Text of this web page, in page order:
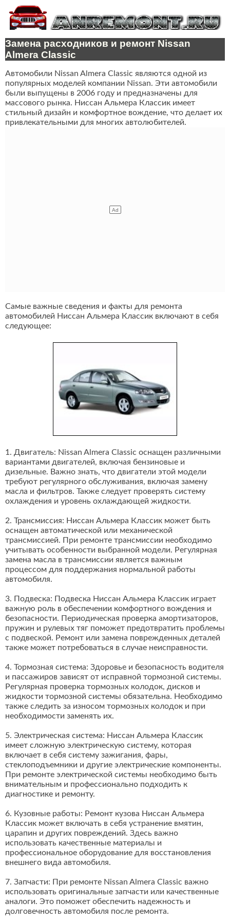
Замена расходников и ремонт Nissan
Almera Classic
Автомобили Nissan Almera Classic являются одной из
популярных моделей компании Nissan. Эти автомобили
были выпущены в 2006 году и предназначены для
массового рынка. Ниссан Альмера Классик имеет
стильный дизайн и комфортное вождение, что делает их
привлекательными для многих автолюбителей.
Самые важные сведения и факты для ремонта
автомобилей Ниссан Альмера Классик включают в себя
следующее:
1. Двигатель: Nissan Almera Classic оснащен различными
вариантами двигателей, включая бензиновые и
дизельные. Важно знать, что двигатели этой модели
требуют регулярного обслуживания, включая замену
масла и фильтров. Также следует проверять систему
охлаждения и уровень охлаждающей жидкости.
2. Трансмиссия: Ниссан Альмера Классик может быть
оснащен автоматической или механической
трансмиссией. При ремонте трансмиссии необходимо
учитывать особенности выбранной модели. Регулярная
замена масла в трансмиссии является важным
процессом для поддержания нормальной работы
автомобиля.
3. Подвеска: Подвеска Ниссан Альмера Классик играет
важную роль в обеспечении комфортного вождения и
безопасности. Периодическая проверка амортизаторов,
пружин и рулевых тяг поможет предотвратить проблемы
с подвеской. Ремонт или замена поврежденных деталей
также может потребоваться в случае неисправности.
4. Тормозная система: Здоровье и безопасность водителя
и пассажиров зависят от исправной тормозной системы.
Регулярная проверка тормозных колодок, дисков и
жидкости тормозной системы обязательна. Необходимо
также следить за износом тормозных колодок и при
необходимости заменять их.
5. Электрическая система: Ниссан Альмера Классик
имеет сложную электрическую систему, которая
включает в себя систему зажигания, фары,
стеклоподъемники и другие электрические компоненты.
При ремонте электрической системы необходимо быть
внимательным и профессионально подходить к
диагностике и ремонту.
6. Кузовные работы: Ремонт кузова Ниссан Альмера
Классик может включать в себя устранение вмятин,
царапин и других повреждений. Здесь важно
использовать качественные материалы и
профессиональное оборудование для восстановления
внешнего вида автомобиля.
7. Запчасти: При ремонте Nissan Almera Classic важно
использовать оригинальные запчасти или качественные
аналоги. Это поможет обеспечить надежность и
долговечность автомобиля после ремонта.